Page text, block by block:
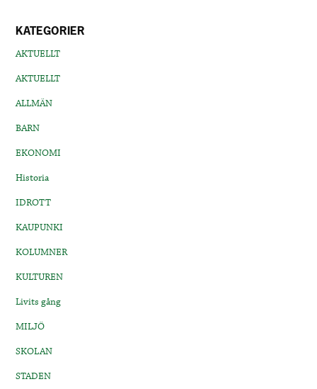
KATEGORIER
AKTUELLT
AKTUELLT
ALLMÄN
BARN
EKONOMI
Historia
IDROTT
KAUPUNKI
KOLUMNER
KULTUREN
Livits gång
MILJÖ
SKOLAN
STADEN